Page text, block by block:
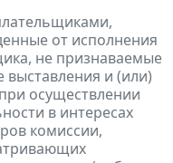
от исполнения
не признаваемые
выставления и (или)
осуществлении
в интересах
комиссии,